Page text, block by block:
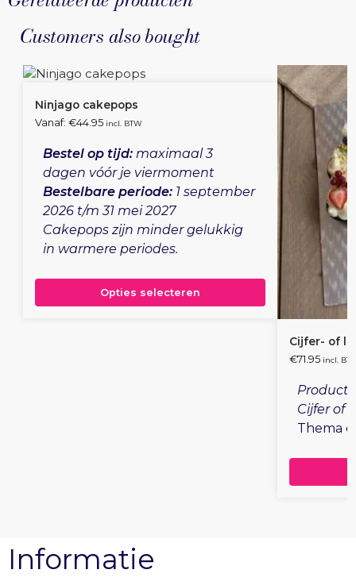
Customers also bought
Ninjago cakepops
Vanaf: €44.95 incl. BTW
Bestel op tijd:maximaal 3
dagen vóór je viermoment
Bestelbare periode:1 september
2026 t/m 31 mei 2027
Cakepops zijn minder gelukkig
in warmere periodes.
Opties selecteren
Cijfer- of
€71.95 incl.
Cijfer of
Thema
Informatie